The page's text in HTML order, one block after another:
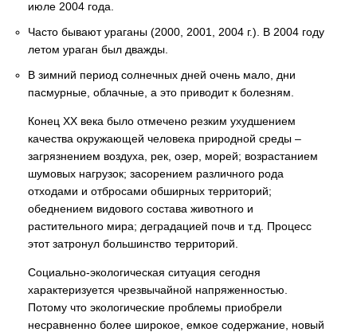
июле 2004 года.
Часто бывают ураганы (2000, 2001, 2004 г.). В 2004 году
летом ураган был дважды.
В зимний период солнечных дней очень мало, дни
пасмурные, облачные, а это приводит к болезням.
Конец XX века было отмечено резким ухудшением
качества окружающей человека природной среды –
загрязнением воздуха, рек, озер, морей; возрастанием
шумовых нагрузок; засорением различного рода
отходами и отбросами обширных территорий;
обеднением видового состава животного и
растительного мира; деградацией почв и т.д. Процесс
этот затронул большинство территорий.
Социально-экологическая ситуация сегодня
характеризуется чрезвычайной напряженностью.
Потому что экологические проблемы приобрели
несравненно более широкое, емкое содержание, новый